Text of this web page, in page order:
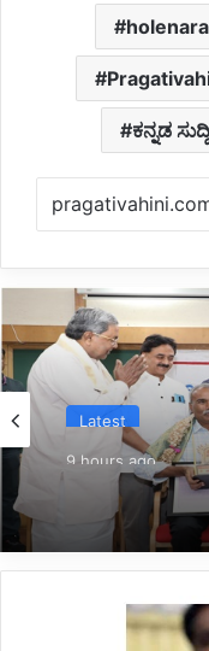
ಕನ್ನಡ ಸುದ್ದಿ
Latest
9 hours ago
*ಉದಯ್‌ಕುಮಾರ್‌ಗೆ